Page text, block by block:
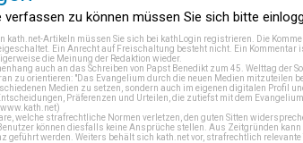
zu können müssen Sie sich bitte
kath.net-Artikeln müssen Sie sich bei kathLogin registrieren . Die
Ein Anrecht auf Freischaltung besteht nicht. Ein Kommentar
die Meinung der Redaktion wieder.
auch an das Schreiben von Papst Benedikt zum 45. Welttag der
zu orientieren: "Das Evangelium durch die neuen Medien mitzuteilen
Medien zu setzen, sondern auch im eigenen digitalen Profil
Präferenzen und Urteilen, die zutiefst mit dem
www.kath.net)
welche strafrechtliche Normen verletzen, den guten Sitten
können diesfalls keine Ansprüche stellen. Aus Zeitgründen kann
geführt werden. Weiters behält sich kath.net vor, strafrechtlich